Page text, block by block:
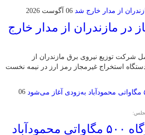
06 آگوست 2026
در مازندران از مدار خارج
شرکت توزیع نیروی برق مازندران از
و جمع‌آوری ۱۹ دستگاه استخراج غیرمجاز رمز ارز در نیمه نخست
06
مجلس:
فاز نخست نیروگاه ۵۰۰ مگاواتی محمودآباد